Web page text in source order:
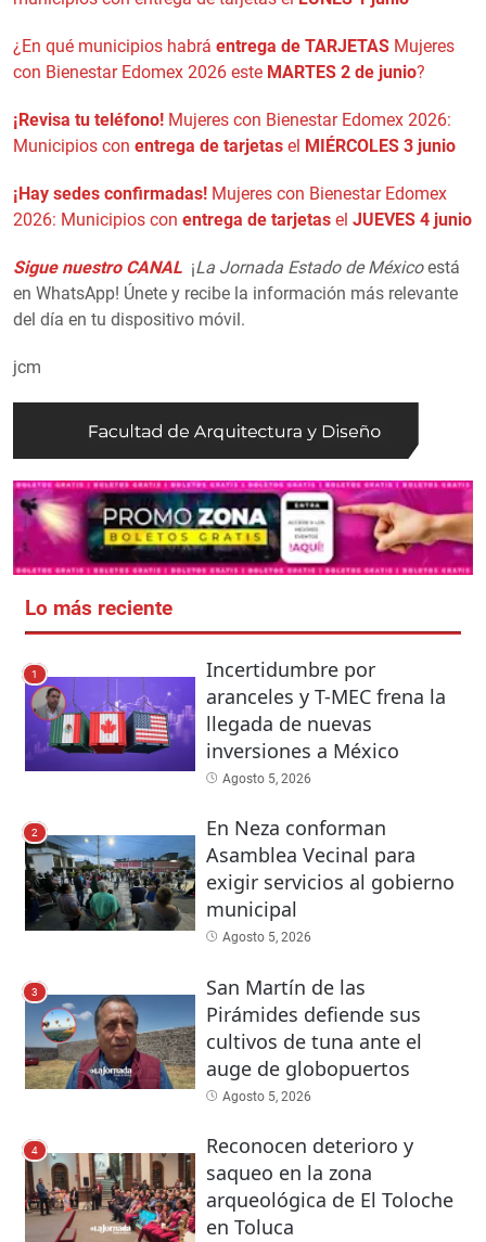
¿En qué municipios habrá entrega de TARJETAS Mujeres
con Bienestar Edomex 2026 este MARTES 2 de junio?
¡Revisa tu teléfono! Mujeres con Bienestar Edomex 2026:
Municipios con entrega de tarjetas el MIÉRCOLES 3 junio
¡Hay sedes confirmadas! Mujeres con Bienestar Edomex
2026: Municipios con entrega de tarjetas el JUEVES 4 junio
Sigue nuestro CANAL ¡La Jornada Estado de Méxicoestá
en WhatsApp! Únete y recibe la información más relevante
del día en tu dispositivo móvil.
jcm
Lo más reciente
1
Incertidumbre por
aranceles y T-MEC frena la
llegada de nuevas
inversiones a México
Agosto 5, 2026
2
En Neza conforman
Asamblea Vecinal para
exigir servicios al gobierno
municipal
Agosto 5, 2026
3
San Martín de las
Pirámides defiende sus
cultivos de tuna ante el
auge de globopuertos
Agosto 5, 2026
4
Reconocen deterioro y
saqueo en la zona
arqueológica de El Toloche
en Toluca